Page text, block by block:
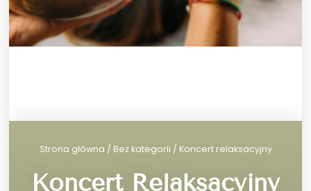
Strona główna / Bez kategorii / Koncert relaksacyjny
Koncert Relaksacyjny